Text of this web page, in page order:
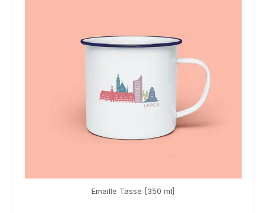
Emaille Tasse [350 ml]